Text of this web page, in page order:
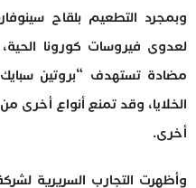
وبمجرد التطعيم بلقاح
لعدوى فيروسات كورونا الحية،
مضادة تستهدف “بروتين
الخلايا، وقد تمنع أنواع أخرى
أخرى.
وأظهرت التجارب السريرية